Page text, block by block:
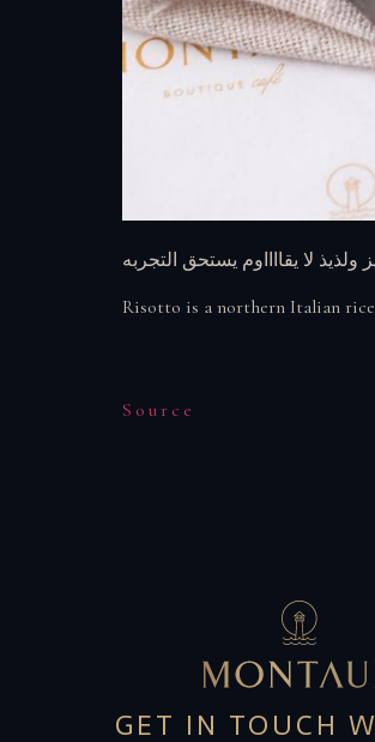
لا يقااااوم يستحق التجربه
Risotto is a northern Italian
Source
GET IN TOUCH